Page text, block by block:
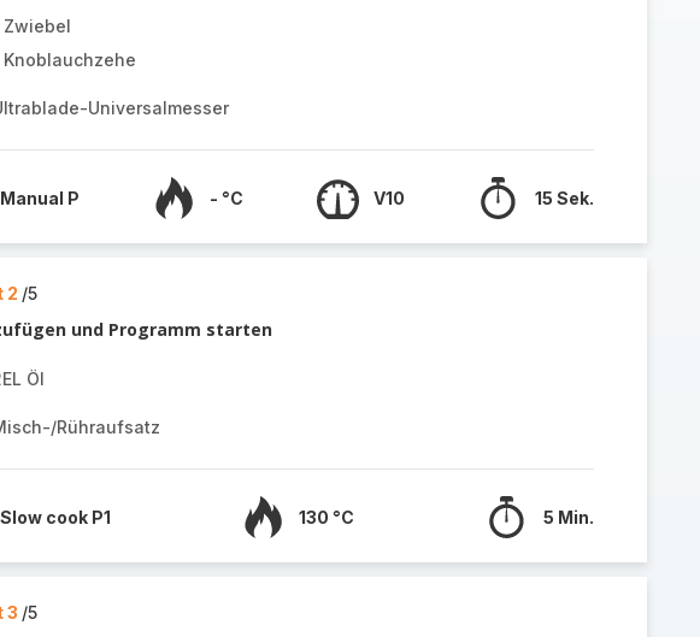
Zwiebel
Knoblauchzehe
Universalmesser
Manual P - °C V10 15 Sek.
2 /5
und Programm starten
Öl
Rühraufsatz
Slow cook P1 130 °C 5 Min.
3 /5